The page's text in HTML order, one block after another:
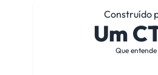
Construído
Um
Que entende